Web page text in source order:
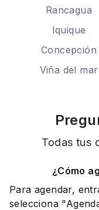
Rancagua
Iquique
Concepción
Viña del mar
Todas tus
¿Cómo
Para agendar,
selecciona